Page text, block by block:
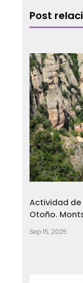
Post
Actividad de
Otoño.
Sep 15, 2025